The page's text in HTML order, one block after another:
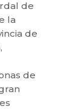
de
la
de
de